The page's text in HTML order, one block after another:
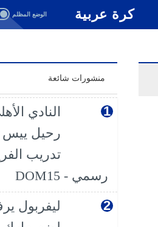
كرة عربية
منشورات شائعة
النادي
رحيل
تدريب
رسمي - DOM15
ليفربول